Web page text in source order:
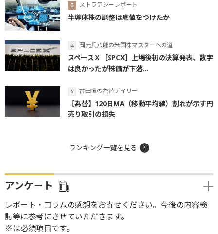
ストラテジーレポート
半導体株の調整は底値をつけたか
岡元兵八郎の米国株マスターへの道
スペースＸ［SPCX］上場後初の決算発表、数字
は良かったが株価が下落...
吉田恒の為替デイリー
【為替】120日MA（移動平均線）割れが示す円
売り取引の損失
ランキング一覧を見る
アンケート
レポート・コラムの感想をお寄せください。今後の内容検
討等に参考にさせていただきます。
※は必須項目です。